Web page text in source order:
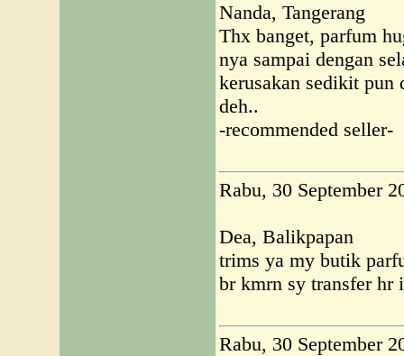
Nanda, Tangerang
Thx banget, parfum
nya sampai dengan
kerusakan sedikit pun
deh..
-recommended seller-
Rabu, 30 September
Dea, Balikpapan
trims ya my butik
br kmrn sy transfer hr
Rabu, 30 September